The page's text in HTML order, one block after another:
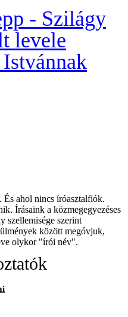
- Szilágy
levele
És ahol nincs íróasztalfiók.
Írásaink a közmegegyezéses
szellemisége szerint
között megóvjuk,
olykor "írói név".